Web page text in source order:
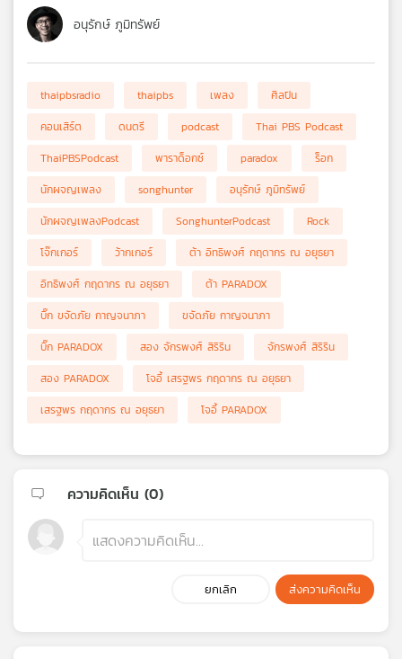
อนุรักษ์ ภูมิทรัพย์
thaipbsradio thaipbs เพลง
ศิลปิน
คอนเสิร์ต
ดนตรี podcast
Thai PBS Podcast
ThaiPBSPodcast
พาราด็อกซ์ paradox
ร็อก
นักผจญเพลง
songhunter
อนุรักษ์ ภูมิทรัพย์
นักผจญเพลงPodcast
SonghunterPodcast
Rock
โจ๊กเกอร์
ว้ากเกอร์
ต้า อิทธิพงศ์ กฤดากร ณ อยุธยา
อิทธิพงศ์ กฤดากร ณ อยุธยา
ต้า PARADOX
บิ๊ก ขจัดภัย กาญจนาภา
ขจัดภัย กาญจนาภา
บิ๊ก PARADOX
สอง จักรพงศ์ สิริริน
จักรพงศ์ สิริริน
สอง PARADOX
โจอี้ เสรฐพร กฤดากร ณ อยุธยา
เสรฐพร กฤดากร ณ อยุธยา
โจอี้ PARADOX
ความคิดเห็น (0)
ยกเลิก ส่งความคิดเห็น